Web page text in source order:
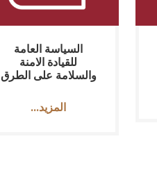
السياسة العامة
للقيادة الامنة
والسلامة على الطرق
...المزيد